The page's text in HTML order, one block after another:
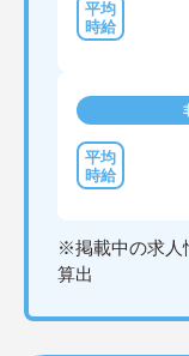
※掲載中の求人
算出